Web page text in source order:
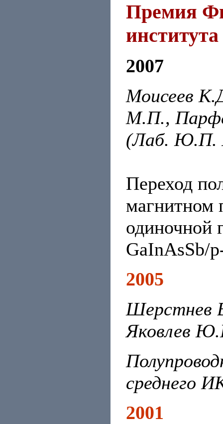
Премия
института
2007
Моисеев
М.П.,
(Лаб. Ю.П.
Переход
магнитном
одиночной
GaInAsSb/
2005
Шерстнев
Яковлев
среднего
2001